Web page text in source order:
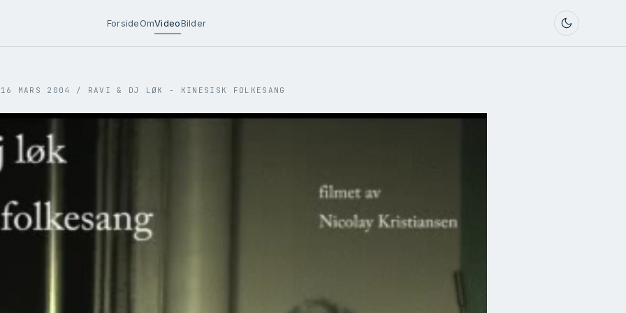
ForsideOmVideoBilder
16 MARS 2004 / RAVI & DJ LØK - KINESISK FOLKESANG